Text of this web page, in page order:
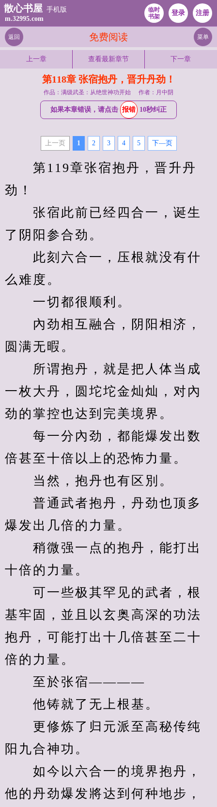
散心书屋 手机版
m.32995.com
临时
书架
登录 注册
免费阅读
返回 菜单
上一章 查看最新章节 下一章
第118章 张宿抱丹，晋升丹劲！
作品：满级武圣：从绝世神功开始 作者：月中阴
如果本章错误，请点击 报错 10秒纠正
上一页 1 2 3 4 5 下—页
第119章张宿抱丹，晋升丹
劲！
张宿此前已经四合一，诞生
了阴阳参合劲。
此刻六合一，压根就没有什
么难度。
一切都很顺利。
內劲相互融合，阴阳相济，
圆满无暇。
所谓抱丹，就是把人体当成
一枚大丹，圆坨坨金灿灿，对內
劲的掌控也达到完美境界。
每一分內劲，都能爆发出数
倍甚至十倍以上的恐怖力量。
当然，抱丹也有区別。
普通武者抱丹，丹劲也顶多
爆发出几倍的力量。
稍微强一点的抱丹，能打出
十倍的力量。
可一些极其罕见的武者，根
基牢固，並且以玄奥高深的功法
抱丹，可能打出十几倍甚至二十
倍的力量。
至於张宿————
他铸就了无上根基。
更修炼了归元派至高秘传纯
阳九合神功。
如今以六合一的境界抱丹，
他的丹劲爆发將达到何种地步，